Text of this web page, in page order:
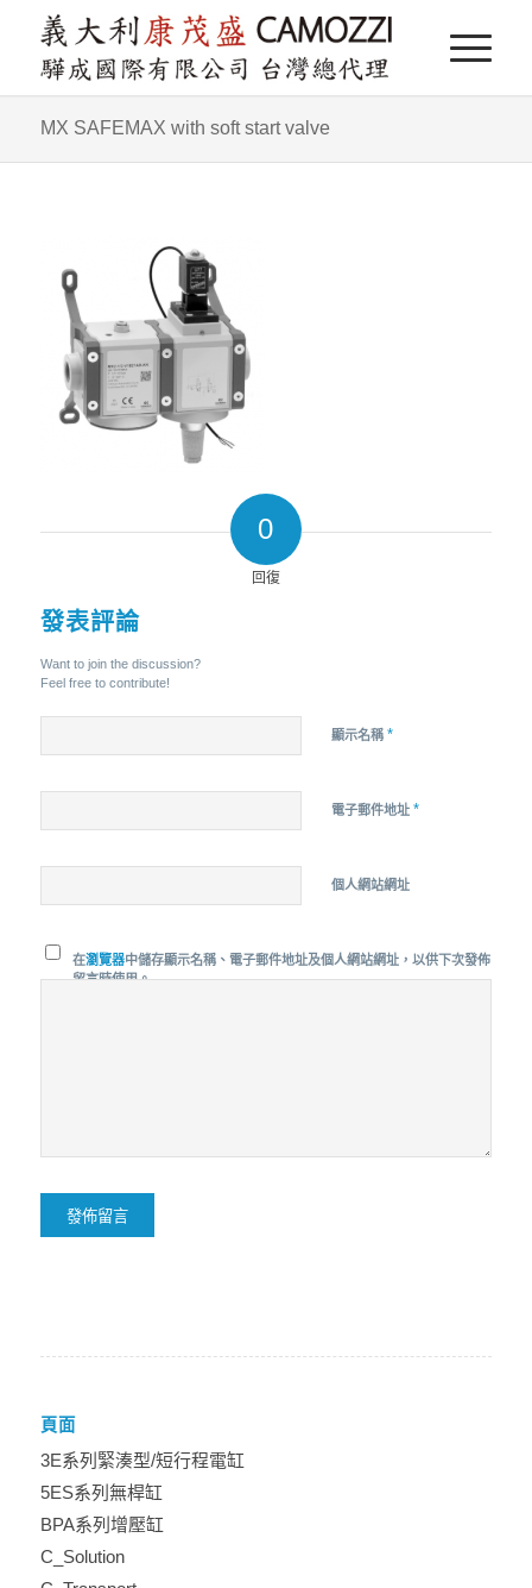
MX SAFEMAX with soft start valve
0
回復
發表評論
Want to join the discussion?
Feel free to contribute!
顯示名稱 *
電子郵件地址 *
個人網站網址
在瀏覽器中儲存顯示名稱、電子郵件地址及個人網站網址，以供下次發佈
留言時使用。
頁面
3E系列緊湊型/短行程電缸
5ES系列無桿缸
BPA系列增壓缸
C_Solution